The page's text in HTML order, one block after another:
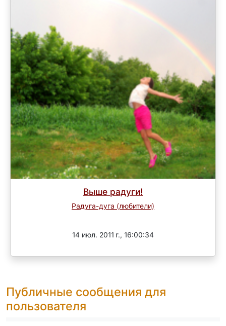
Выше радуги!
Радуга-дуга (любители)
14 июл. 2011 г., 16:00:34
Публичные сообщения для
пользователя